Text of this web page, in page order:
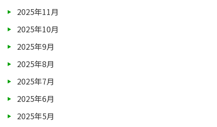
2025年11月
2025年10月
2025年9月
2025年8月
2025年7月
2025年6月
2025年5月